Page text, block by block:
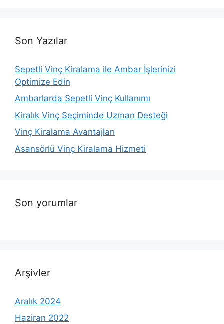
Son Yazılar
Sepetli Vinç Kiralama ile Ambar İşlerinizi
Optimize Edin
Ambarlarda Sepetli Vinç Kullanımı
Kiralık Vinç Seçiminde Uzman Desteği
Vinç Kiralama Avantajları
Asansörlü Vinç Kiralama Hizmeti
Son yorumlar
Arşivler
Aralık 2024
Haziran 2022